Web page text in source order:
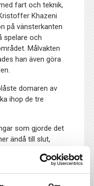
fart och teknik,
Khazeni
på vänsterkanten
spelare och
Målvakten
han även göra
domaren av
ihop de tre
som gjorde det
ändå till slut,